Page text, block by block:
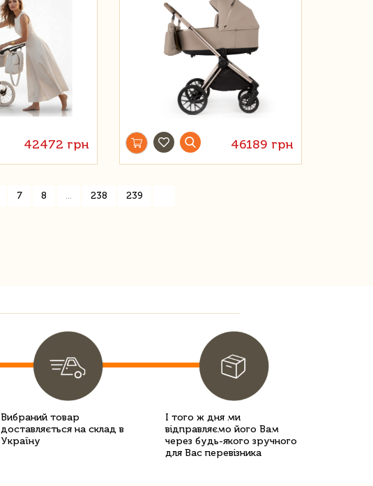
42472 грн 46189 грн
7 8 ... 238 239
Вибраний товар
доставляється на склад в
Україну
І того ж дня ми
відправляємо його Вам
через будь-якого зручного
для Вас перевізника